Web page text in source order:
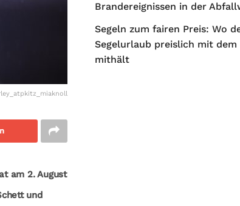
am 2. August
und
Brandereignissen in der
Segeln zum fairen Preis: Wo
Segelurlaub preislich mit
mithält